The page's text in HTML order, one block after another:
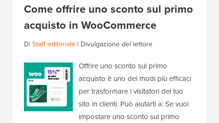
Come offrire uno sconto sul primo
acquisto in WooCommerce
DiStaff editoriale | Divulgazione del lettore
Offrire uno sconto sul primo
acquisto è uno dei modi più efficaci
per trasformare i visitatori del tuo
sito in clienti. Può aiutarti a: Se vuoi
impostare uno sconto sul primo